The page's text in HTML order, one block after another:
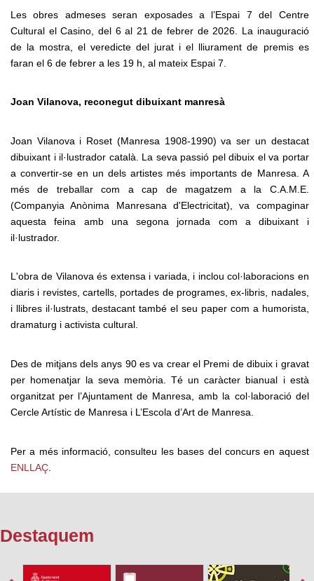
Les obres admeses seran exposades a l’Espai 7 del Centre
Cultural el Casino, del 6 al 21 de febrer de 2026. La inauguració
de la mostra, el veredicte del jurat i el lliurament de premis es
faran el 6 de febrer a les 19 h, al mateix Espai 7.
Joan Vilanova, reconegut dibuixant manresà
Joan Vilanova i Roset (Manresa 1908-1990) va ser un destacat
dibuixant i il·lustrador català. La seva passió pel dibuix el va portar
a convertir-se en un dels artistes més importants de Manresa. A
més de treballar com a cap de magatzem a la C.A.M.E.
(Companyia Anònima Manresana d'Electricitat), va compaginar
aquesta feina amb una segona jornada com a dibuixant i
il·lustrador.
L'obra de Vilanova és extensa i variada, i inclou col·laboracions en
diaris i revistes, cartells, portades de programes, ex-libris, nadales,
i llibres il·lustrats, destacant també el seu paper com a humorista,
dramaturg i activista cultural.
Des de mitjans dels anys 90 es va crear el Premi de dibuix i gravat
per homenatjar la seva memòria. Té un caràcter bianual i està
organitzat per l’Ajuntament de Manresa, amb la col·laboració del
Cercle Artístic de Manresa i L’Escola d’Art de Manresa.
Per a més informació, consulteu les bases del concurs en aquest
ENLLAÇ
Destaquem